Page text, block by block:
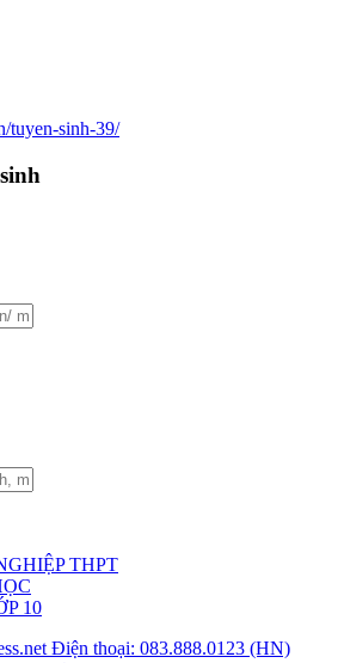
tuyen-sinh-39/
THPT
10
Điện thoại: 083.888.0123 (HN)